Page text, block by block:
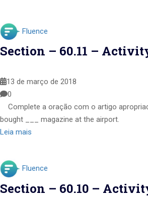
Fluence
Section – 60.11 –
13 de março de 2018
0
Complete a oração com o artigo
bought ___ magazine at the airport.
Leia mais
Fluence
Section – 60.10 –